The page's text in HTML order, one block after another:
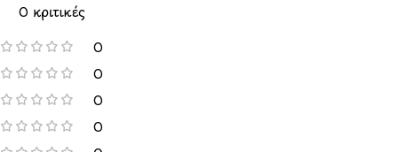
0 κριτικές
0
0
0
0